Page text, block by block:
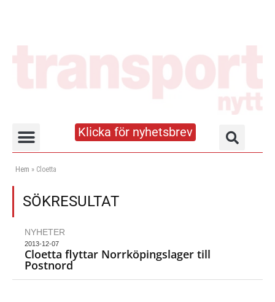
Klicka för nyhetsbrev
Hem » Cloetta
SÖKRESULTAT
NYHETER
2013-12-07
Cloetta flyttar Norrköpingslager till
Postnord